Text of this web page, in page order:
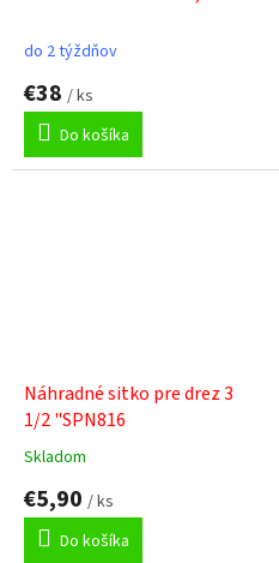
KSG, SID, UBG
do 2 týždňov
€38 / ks
Do košíka
Náhradné sitko pre drez 3
1/2 "SPN816
Priemerné
produktu
5,0
Skladom
€5,90 / ks
Do košíka